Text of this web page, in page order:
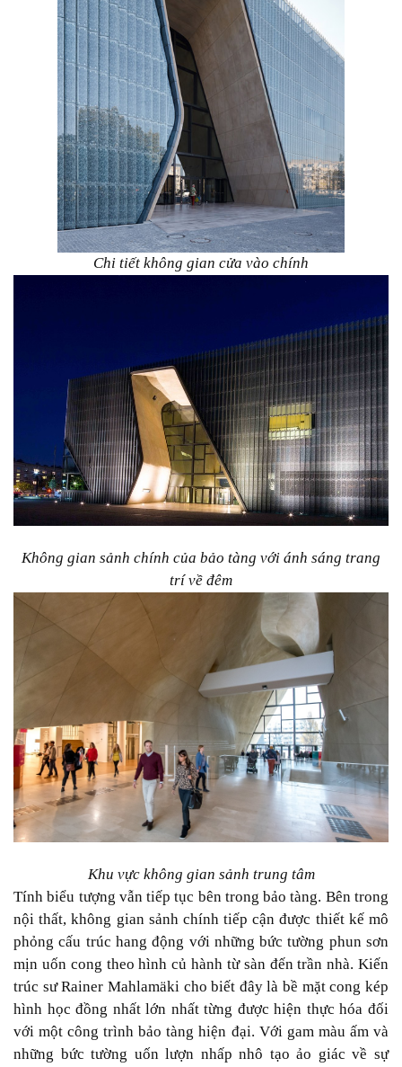
Chi tiết không gian cửa vào chính
Không gian sảnh chính của bảo tàng với ánh sáng trang
trí về đêm
Khu vực không gian sảnh trung tâm
Tính biểu tượng vẫn tiếp tục bên trong bảo tàng. Bên trong
nội thất, không gian sảnh chính tiếp cận được thiết kế mô
phỏng cấu trúc hang động với những bức tường phun sơn
mịn uốn cong theo hình củ hành từ sàn đến trần nhà. Kiến
trúc sư Rainer Mahlamäki cho biết đây là bề mặt cong kép
hình học đồng nhất lớn nhất từng được hiện thực hóa đối
với một công trình bảo tàng hiện đại. Với gam màu ấm và
những bức tường uốn lượn nhấp nhô tạo ảo giác về sự